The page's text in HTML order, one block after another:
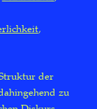
der
zu